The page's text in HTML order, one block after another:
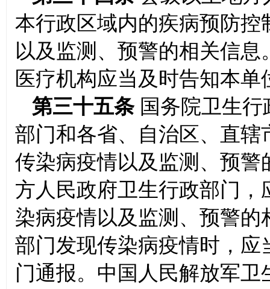
本行政区域内的疾病预防
以及监测、预警的相关信
医疗机构应当及时告知本单
第三十五条 国务院卫生
部门和各省、自治区、直
传染病疫情以及监测、预
方人民政府卫生行政部门
染病疫情以及监测、预警
部门发现传染病疫情时，
门通报。中国人民解放军